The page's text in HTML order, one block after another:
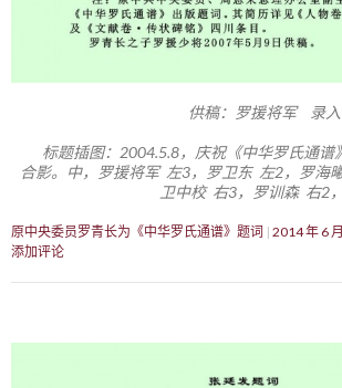
供稿：罗援将军 录
标题插图：2004.5.8，庆祝《中华罗氏通谱
合影。中，罗援将军 左3，罗卫东 左2，罗海
卫中校 右3，罗训森 右2
原中央委员罗青长为《中华罗氏通谱》题词 2014 年 6
添加评论